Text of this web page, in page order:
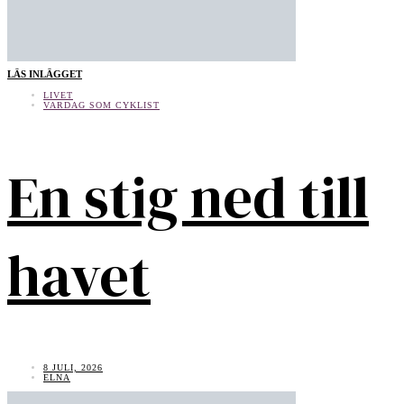
LÄS INLÄGGET
LIVET
VARDAG SOM CYKLIST
En stig ned till
havet
8 JULI, 2026
ELNA